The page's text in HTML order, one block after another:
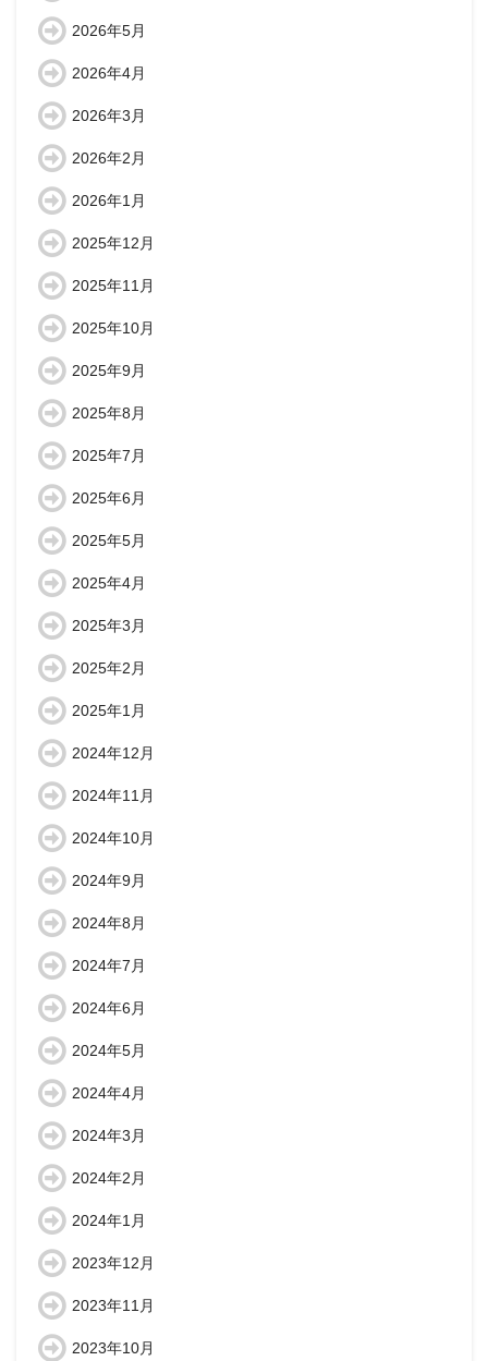
2026年5月
2026年4月
2026年3月
2026年2月
2026年1月
2025年12月
2025年11月
2025年10月
2025年9月
2025年8月
2025年7月
2025年6月
2025年5月
2025年4月
2025年3月
2025年2月
2025年1月
2024年12月
2024年11月
2024年10月
2024年9月
2024年8月
2024年7月
2024年6月
2024年5月
2024年4月
2024年3月
2024年2月
2024年1月
2023年12月
2023年11月
2023年10月